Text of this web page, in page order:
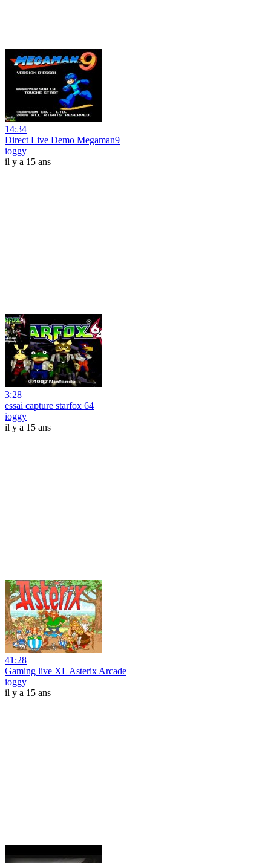
14:34
Direct Live Demo Megaman9
ioggy
il y a 15 ans
3:28
essai capture starfox 64
ioggy
il y a 15 ans
41:28
Gaming live XL Asterix Arcade
ioggy
il y a 15 ans